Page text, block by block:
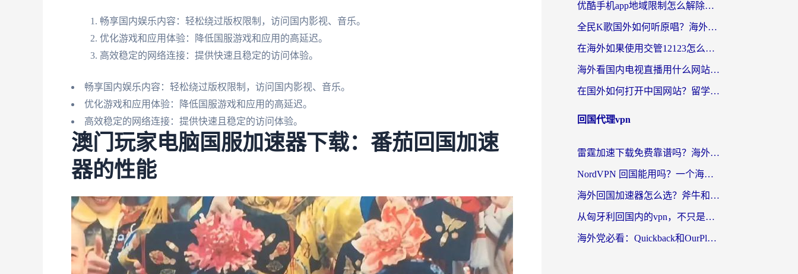
畅享国内娱乐内容：轻松绕过版权限制，访问国内影视、音乐。
优化游戏和应用体验：降低国服游戏和应用的高延迟。
高效稳定的网络连接：提供快速且稳定的访问体验。
畅享国内娱乐内容：轻松绕过版权限制，访问国内影视、音乐。
优化游戏和应用体验：降低国服游戏和应用的高延迟。
高效稳定的网络连接：提供快速且稳定的访问体验。
澳门玩家电脑国服加速器下载：番茄回国加速
器的性能
优酷手机app地域限制怎么解除？海外党亲测有效的追剧方案
全民K歌国外如何听原唱？海外党亲测有效的回国加速器选择指南
在海外如果使用交管12123怎么处理？留学生亲测有效的回国加速方案
海外看国内电视直播用什么网站比较好？一篇解决你所有追剧难题的实用指南
在国外如何打开中国网站？留学生与海外华人的无缝访问指南
回国代理vpn
雷霆加速下载免费靠谱吗？海外党选回国加速器的避坑指南（附热门工具对比）
NordVPN 回国能用吗？一个海外用户必须面对的真实困境
海外回国加速器怎么选？斧牛和海龟哪个好？一篇帮你避开坑的实用指南
从匈牙利回国内的vpn，不只是为了刷剧那么简单
海外党必看：Quickback和OurPlay好用吗？3分钟选对回国加速器，无缝刷剧玩游戏